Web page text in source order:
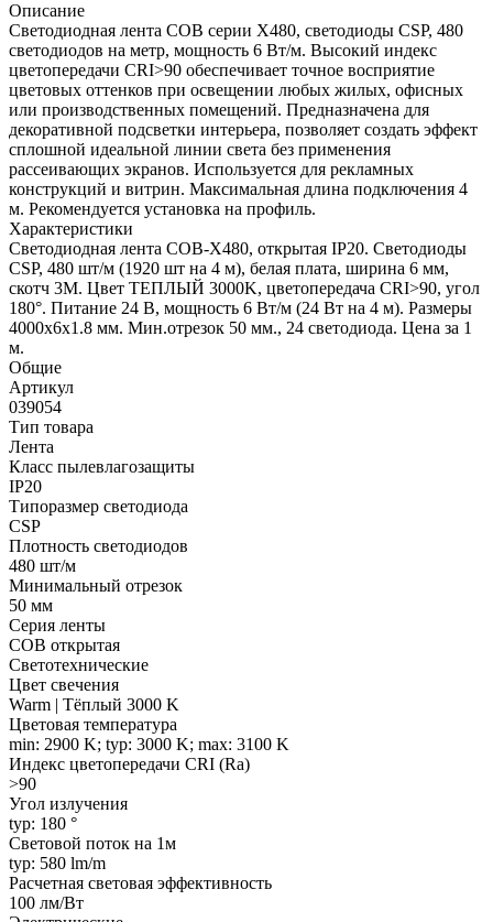
Описание
Светодиодная лента COB серии X480, светодиоды CSP, 480
светодиодов на метр, мощность 6 Вт/м. Высокий индекс
цветопередачи CRI>90 обеспечивает точное восприятие
цветовых оттенков при освещении любых жилых, офисных
или производственных помещений. Предназначена для
декоративной подсветки интерьера, позволяет создать эффект
сплошной идеальной линии света без применения
рассеивающих экранов. Используется для рекламных
конструкций и витрин. Максимальная длина подключения 4
м. Рекомендуется установка на профиль.
Характеристики
Светодиодная лента COB-X480, открытая IP20. Светодиоды
CSP, 480 шт/м (1920 шт на 4 м), белая плата, ширина 6 мм,
скотч 3М. Цвет ТЕПЛЫЙ 3000K, цветопередача CRI>90, угол
180°. Питание 24 В, мощность 6 Вт/м (24 Вт на 4 м). Размеры
4000х6х1.8 мм. Мин.отрезок 50 мм., 24 светодиода. Цена за 1
м.
Общие
Артикул
039054
Тип товара
Лента
Класс пылевлагозащиты
IP20
Типоразмер светодиода
CSP
Плотность светодиодов
480 шт/м
Минимальный отрезок
50 мм
Серия ленты
COB открытая
Светотехнические
Цвет свечения
Warm | Тёплый 3000 K
Цветовая температура
min: 2900 K; typ: 3000 K; max: 3100 K
Индекс цветопередачи CRI (Ra)
>90
Угол излучения
typ: 180 °
Световой поток на 1м
typ: 580 lm/m
Расчетная световая эффективность
100 лм/Вт